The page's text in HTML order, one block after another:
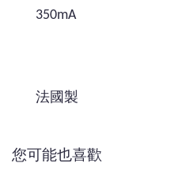
350mA
法國製
您可能也喜歡